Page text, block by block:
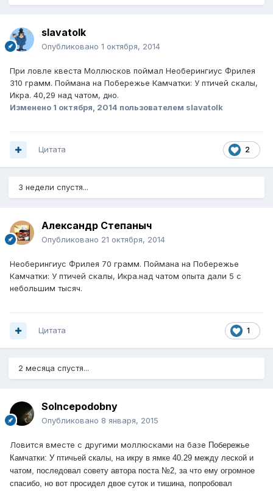
slavatolk
Опубликовано 1 октября, 2014
При ловле квеста Моллюсков поймал Необерингиус Фрилея
310 грамм. Поймана на Побережье Камчатки: У птичей скалы,
Икра. 40,29 над чатом, дно.
Изменено 1 октября, 2014 пользователем slavatolk
2
Цитата
3 недели спустя...
Александр Степаныч
Опубликовано 21 октября, 2014
Необерингиус Фрилея 70 грамм. Поймана на Побережье
Камчатки: У птичей скалы, Икра.над чатом опыта дали 5 с
небольшим тысяч.
1
Цитата
2 месяца спустя...
Solncepodobny
Опубликовано 8 января, 2015
Ловится вместе с другими моллюсками на базе Побережье
Камчатки: У птичьей скалы, на икру в ямке 40.29 между леской и
чатом, последовал совету автора поста №2, за что ему огромное
спасибо, но вот просидел двое суток и тишина, попробовал